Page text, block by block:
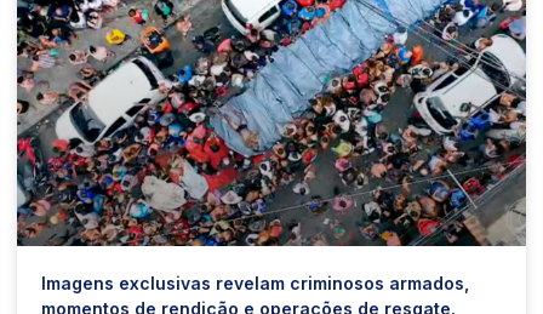
Imagens exclusivas revelam criminosos armados,
momentos de rendição e operações de resgate.